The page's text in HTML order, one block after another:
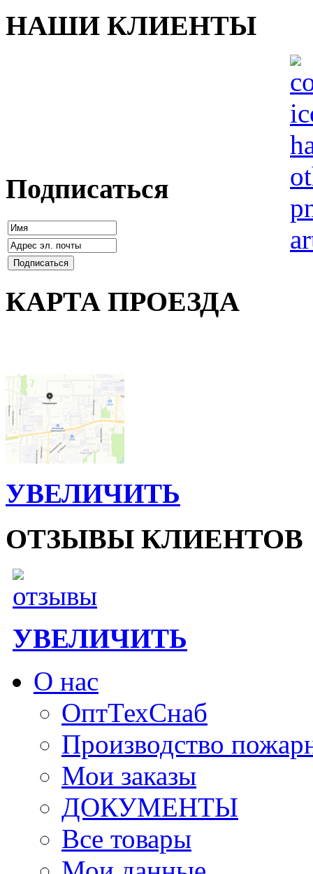
НАШИ КЛИЕНТЫ
Подписаться
КАРТА ПРОЕЗДА
УВЕЛИЧИТЬ
ОТЗЫВЫ КЛИЕНТОВ
УВЕЛИЧИТЬ
О нас
ОптТехСнаб
Производство
Мои заказы
ДОКУМЕНТЫ
Все товары